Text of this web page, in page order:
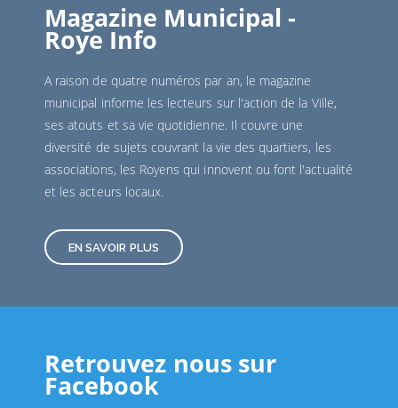
Magazine Municipal -
Roye Info
A raison de quatre numéros par an, le magazine
municipal informe les lecteurs sur l'action de la Ville,
ses atouts et sa vie quotidienne. Il couvre une
diversité de sujets couvrant la vie des quartiers, les
associations, les Royens qui innovent ou font l'actualité
et les acteurs locaux.
EN SAVOIR PLUS
Retrouvez nous sur
Facebook